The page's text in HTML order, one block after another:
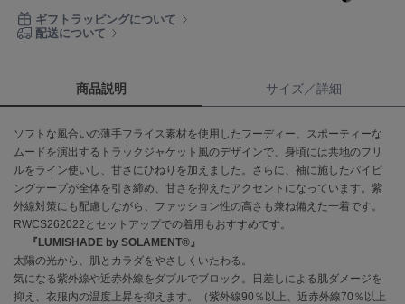
CELFORD
セルフォード
クラークス
CODE A
コードエー
COLE HAAN
コール ハーン
CONVERSE
コンバース
ギフトラッピングについて
配送について
商品説明 サイズ／詳細
ソフトな風合いの薄手フライス素材を使用したフーディー。スポーティーな
ムードを演出するトラックジャケット風のデザインで、身頃には共地のフリ
ルをライン使いし、甘さにひねりを加えました。さらに、袖に施したパイピ
ングテープが全体を引き締め、甘さを抑えたアクセントになっています。紫
外線対策にも配慮しながら、ファッション性の高さも兼ね備えた一着です。
RWCS262022とセットアップでの着用もおすすめです。
『LUMISHADE by SOLAMENT®』
太陽の光から、肌とカラダをやさしくいたわる。
気になる紫外線や近赤外線をダブルでブロック。日差しによる肌ダメージを
抑え、衣服内の温度上昇を抑えます。（紫外線90％以上、近赤外線70％以上